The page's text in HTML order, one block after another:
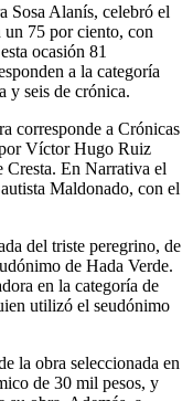
Sosa Alanís, celebró el
un 75 por ciento, con
ocasión 81
a la categoría
y seis de crónica.
corresponde a Crónicas
Víctor Hugo Ruiz
Cresta. En Narrativa el
Maldonado, con el
del triste peregrino, de
de Hada Verde.
en la categoría de
utilizó el seudónimo
la obra seleccionada en
de 30 mil pesos, y